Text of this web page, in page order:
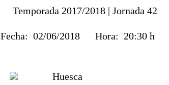
Temporada 2017/2018 | Jornada 42
Fecha: 02/06/2018 Hora: 20:30 h
Huesca